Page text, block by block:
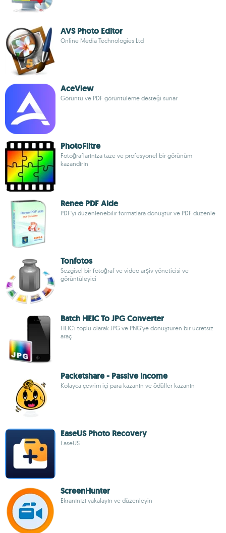
AVS Photo Editor
Online Media Technologies Ltd
AceView
Görüntü ve PDF görüntüleme desteği sunar
PhotoFiltre
Fotoğraflarınıza taze ve profesyonel bir görünüm
kazandırın
Renee PDF Aide
PDF'yi düzenlenebilir formatlara dönüştür ve PDF düzenle
Tonfotos
Sezgisel bir fotoğraf ve video arşiv yöneticisi ve
görüntüleyici
Batch HEIC To JPG Converter
HEIC'i toplu olarak JPG ve PNG'ye dönüştüren bir ücretsiz
araç
Packetshare - Passive Income
Kolayca çevrim içi para kazanın ve ödüller kazanın
EaseUS Photo Recovery
EaseUS
ScreenHunter
Ekranınızı yakalayın ve düzenleyin